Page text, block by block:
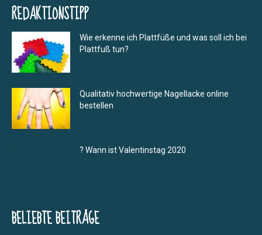
REDAKTIONSTIPP
Wie erkenne ich Plattfüße und was soll ich bei
Plattfuß tun?
Qualitativ hochwertige Nagellacke online
bestellen
? Wann ist Valentinstag 2020
BELIEBTE BEITRÄGE